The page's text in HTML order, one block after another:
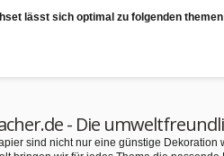
lässt sich optimal zu folgenden
- Die
sind nicht nur eine günstige